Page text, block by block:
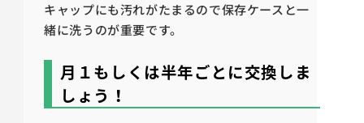
キャップにも汚れがたまるので保存ケースと一
緒に洗うのが重要です。
月１もしくは半年ごとに交換しま
しょう！